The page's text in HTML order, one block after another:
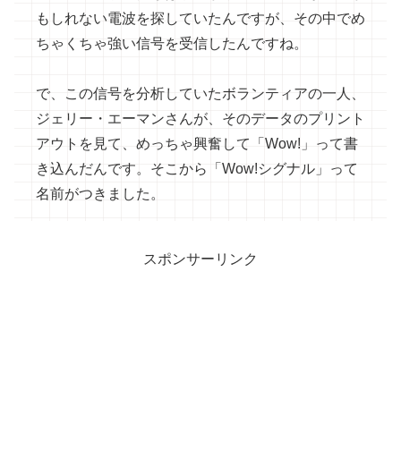
もしれない電波を探していたんですが、その中でめ
ちゃくちゃ強い信号を受信したんですね。
で、この信号を分析していたボランティアの一人、
ジェリー・エーマンさんが、そのデータのプリント
アウトを見て、めっちゃ興奮して「Wow!」って書
き込んだんです。そこから「Wow!シグナル」って
名前がつきました。
スポンサーリンク